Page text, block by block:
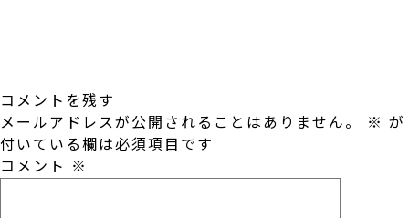
コメントを残す
メールアドレスが公開されることはありません。
※ が
付いている欄は必須項目です
コメント ※